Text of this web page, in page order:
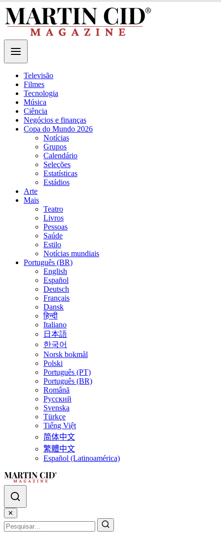
Televisão
Filmes
Tecnologia
Música
Ciência
Negócios e finanças
Copa do Mundo 2026
Notícias
Grupos
Calendário
Seleções
Estatísticas
Estádios
Arte
Mais
Teatro
Livros
Pessoas
Saúde
Estilo
Notícias mundiais
Português (BR)
English
Español
Deutsch
Français
Dansk
हिन्दी
Italiano
日本語
한국어
Norsk bokmål
Polski
Português (PT)
Português (BR)
Română
Русский
Svenska
Türkçe
Tiếng Việt
简体中文
繁體中文
Español (Latinoamérica)
✕